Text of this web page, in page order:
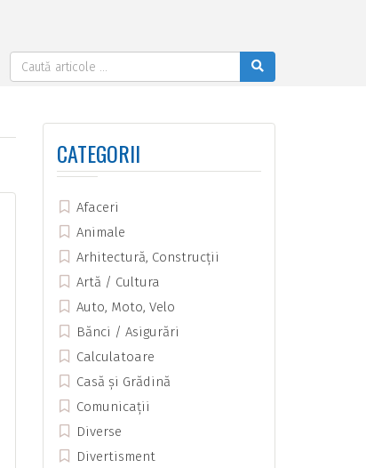
CATEGORII
Afaceri
Animale
Arhitectură, Construcții
Artă / Cultura
Auto, Moto, Velo
Bănci / Asigurări
Calculatoare
Casă și Grădină
Comunicații
Diverse
Divertisment